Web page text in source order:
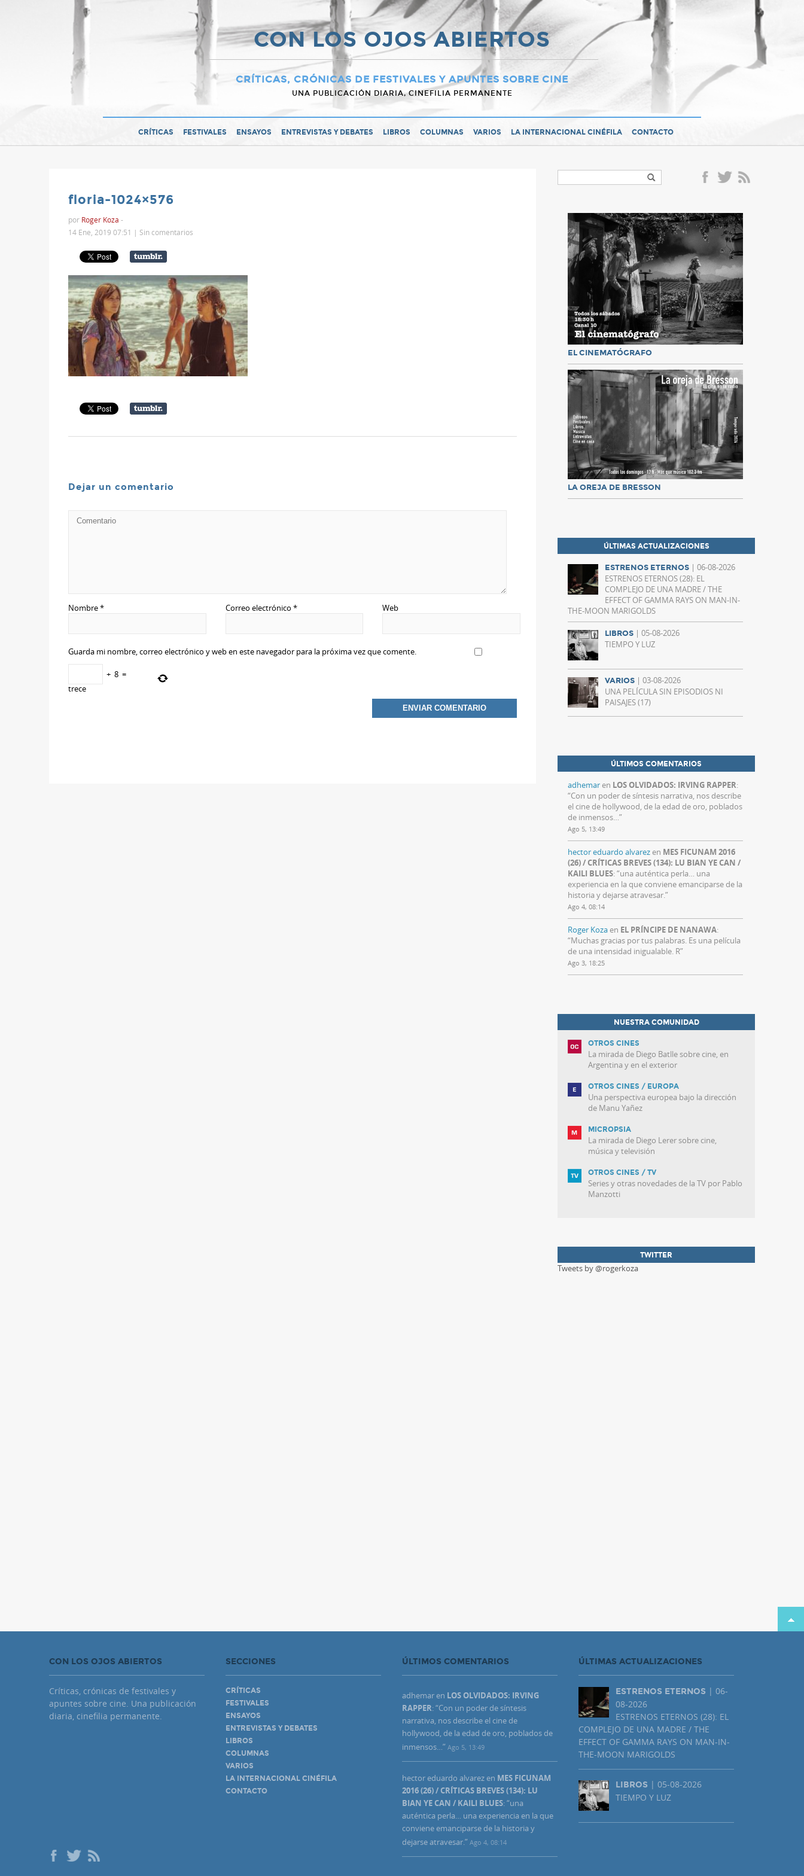
CON LOS OJOS ABIERTOS
CRÍTICAS, CRÓNICAS DE FESTIVALES Y APUNTES SOBRE CINE
UNA PUBLICACIÓN DIARIA, CINEFILIA PERMANENTE
CRÍTICAS FESTIVALES ENSAYOS ENTREVISTAS Y DEBATES LIBROS COLUMNAS VARIOS LA INTERNACIONAL CINÉFILA CONTACTO
floria-1024×576
por Roger Koza -
14 Ene, 2019 07:51 | Sin comentarios
Dejar un comentario
Nombre* Correo electrónico * Web
Guarda mi nombre, correo electrónico y web en este navegador para la próxima vez que comente.
+ 8 =
trece
EL CINEMATÓGRAFO
LA OREJA DE BRESSON
ÚLTIMAS ACTUALIZACIONES
ESTRENOS ETERNOS | 06-08-2026
ESTRENOS ETERNOS (28): EL
COMPLEJO DE UNA MADRE / THE
EFFECT OF GAMMA RAYS ON MAN-IN-
THE-MOON MARIGOLDS
LIBROS | 05-08-2026
TIEMPO Y LUZ
VARIOS | 03-08-2026
UNA PELÍCULA SIN EPISODIOS NI
PAISAJES (17)
ÚLTIMOS COMENTARIOS
adhemaren LOS OLVIDADOS: IRVING RAPPER:
“Con un poder de síntesis narrativa, nos describe
el cine de hollywood, de la edad de oro, poblados
de inmensos…”
Ago 5, 13:49
hector eduardo alvarezen MES FICUNAM 2016
(26) / CRÍTICAS BREVES (134): LU BIAN YE CAN /
KAILI BLUES: “una auténtica perla… una
experiencia en la que conviene emanciparse de la
historia y dejarse atravesar.”
Ago 4, 08:14
Roger Kozaen EL PRÍNCIPE DE NANAWA:
“Muchas gracias por tus palabras. Es una película
de una intensidad inigualable. R”
Ago 3, 18:25
NUESTRA COMUNIDAD
OTROS CINES
La mirada de Diego Batlle sobre cine, en
Argentina y en el exterior
OTROS CINES / EUROPA
Una perspectiva europea bajo la dirección
de Manu Yañez
MICROPSIA
La mirada de Diego Lerer sobre cine,
música y televisión
OTROS CINES / TV
Series y otras novedades de la TV por Pablo
Manzotti
TWITTER
Tweets by @rogerkoza
CON LOS OJOS ABIERTOS
Críticas, crónicas de festivales y
apuntes sobre cine. Una publicación
diaria, cinefilia permanente.
SECCIONES
CRÍTICAS
FESTIVALES
ENSAYOS
ENTREVISTAS Y DEBATES
LIBROS
COLUMNAS
VARIOS
LA INTERNACIONAL CINÉFILA
CONTACTO
ÚLTIMOS COMENTARIOS
adhemaren LOS OLVIDADOS: IRVING
RAPPER: “Con un poder de síntesis
narrativa, nos describe el cine de
hollywood, de la edad de oro, poblados de
inmensos…” Ago 5, 13:49
hector eduardo alvarezen MES FICUNAM
2016 (26) / CRÍTICAS BREVES (134): LU
BIAN YE CAN / KAILI BLUES: “una
auténtica perla… una experiencia en la que
conviene emanciparse de la historia y
dejarse atravesar.” Ago 4, 08:14
ÚLTIMAS ACTUALIZACIONES
ESTRENOS ETERNOS | 06-
08-2026
ESTRENOS ETERNOS (28): EL
COMPLEJO DE UNA MADRE / THE
EFFECT OF GAMMA RAYS ON MAN-IN-
THE-MOON MARIGOLDS
LIBROS | 05-08-2026
TIEMPO Y LUZ